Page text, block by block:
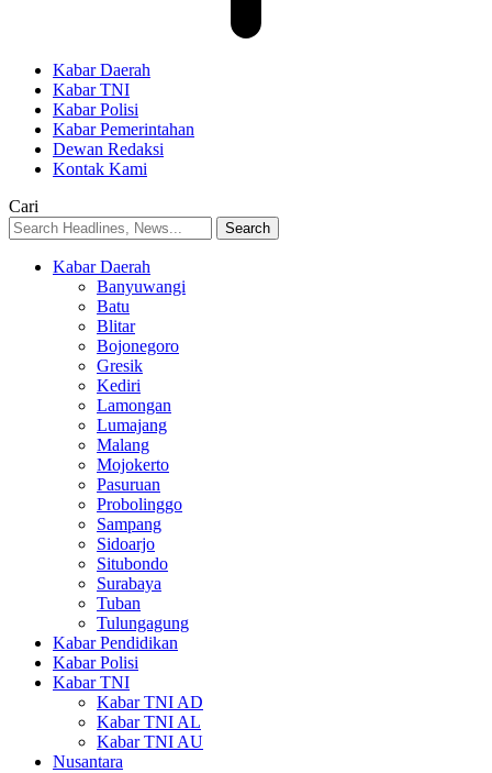
Kabar Daerah
Kabar TNI
Kabar Polisi
Kabar Pemerintahan
Dewan Redaksi
Kontak Kami
Cari
Kabar Daerah
Banyuwangi
Batu
Blitar
Bojonegoro
Gresik
Kediri
Lamongan
Lumajang
Malang
Mojokerto
Pasuruan
Probolinggo
Sampang
Sidoarjo
Situbondo
Surabaya
Tuban
Tulungagung
Kabar Pendidikan
Kabar Polisi
Kabar TNI
Kabar TNI AD
Kabar TNI AL
Kabar TNI AU
Nusantara